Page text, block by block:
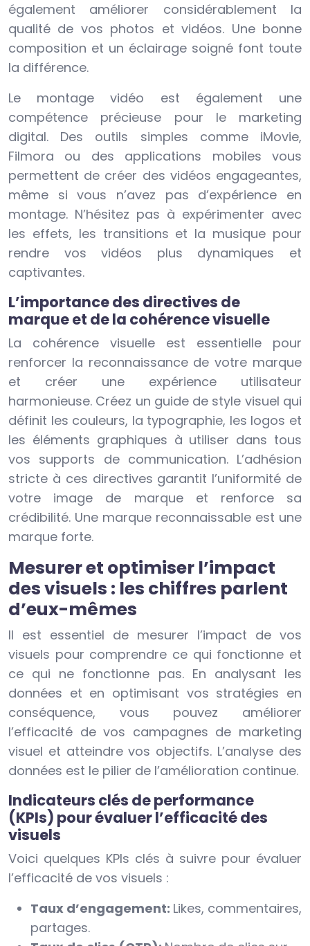
également améliorer considérablement la
qualité de vos photos et vidéos. Une bonne
composition et un éclairage soigné font toute
la différence.
Le montage vidéo est également une
compétence précieuse pour le marketing
digital. Des outils simples comme iMovie,
Filmora ou des applications mobiles vous
permettent de créer des vidéos engageantes,
même si vous n’avez pas d’expérience en
montage. N’hésitez pas à expérimenter avec
les effets, les transitions et la musique pour
rendre vos vidéos plus dynamiques et
captivantes.
L’importance des directives de
marque et de la cohérence visuelle
La cohérence visuelle est essentielle pour
renforcer la reconnaissance de votre marque
et créer une expérience utilisateur
harmonieuse. Créez un guide de style visuel qui
définit les couleurs, la typographie, les logos et
les éléments graphiques à utiliser dans tous
vos supports de communication. L’adhésion
stricte à ces directives garantit l’uniformité de
votre image de marque et renforce sa
crédibilité. Une marque reconnaissable est une
marque forte.
Mesurer et optimiser l’impact
des visuels : les chiffres parlent
d’eux-mêmes
Il est essentiel de mesurer l’impact de vos
visuels pour comprendre ce qui fonctionne et
ce qui ne fonctionne pas. En analysant les
données et en optimisant vos stratégies en
conséquence, vous pouvez améliorer
l’efficacité de vos campagnes de marketing
visuel et atteindre vos objectifs. L’analyse des
données est le pilier de l’amélioration continue.
Indicateurs clés de performance
(KPIs) pour évaluer l’efficacité des
visuels
Voici quelques KPIs clés à suivre pour évaluer
l’efficacité de vos visuels :
Taux d’engagement: Likes, commentaires,
partages.